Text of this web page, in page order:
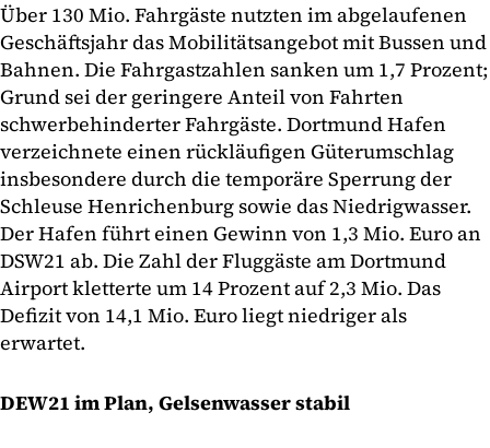
Über 130 Mio. Fahrgäste nutzten im abgelaufenen
Geschäftsjahr das Mobilitätsangebot mit Bussen und
Bahnen. Die Fahrgastzahlen sanken um 1,7 Prozent;
Grund sei der geringere Anteil von Fahrten
schwerbehinderter Fahrgäste. Dortmund Hafen
verzeichnete einen rückläufigen Güterumschlag
insbesondere durch die temporäre Sperrung der
Schleuse Henrichenburg sowie das Niedrigwasser.
Der Hafen führt einen Gewinn von 1,3 Mio. Euro an
DSW21 ab. Die Zahl der Fluggäste am Dortmund
Airport kletterte um 14 Prozent auf 2,3 Mio. Das
Defizit von 14,1 Mio. Euro liegt niedriger als
erwartet.
DEW21 im Plan, Gelsenwasser stabil